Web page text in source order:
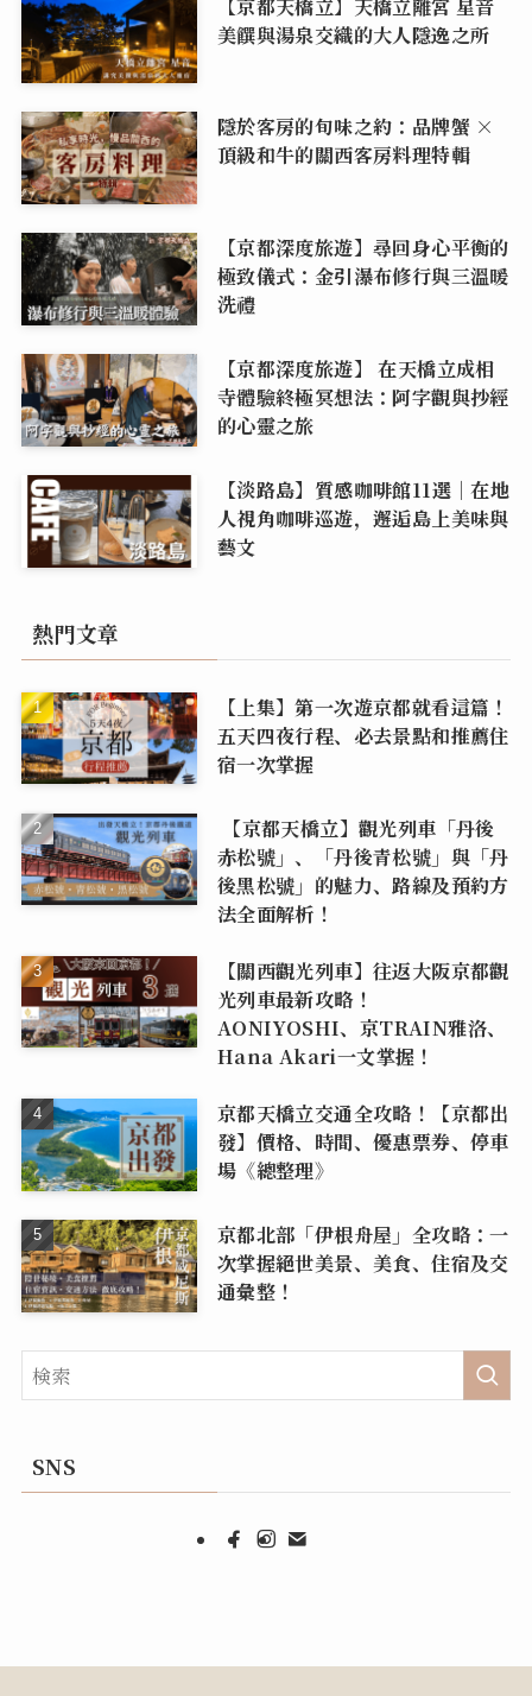
美饌與湯泉交織的大人隱逸之所
隱於客房的旬味之約：品牌蟹 ×
頂級和牛的關西客房料理特輯
【京都深度旅遊】尋回身心平衡的
極致儀式：金引瀑布修行與三溫暖
洗禮
【京都深度旅遊】 在天橋立成相
寺體驗終極冥想法：阿字觀與抄經
的心靈之旅
【淡路島】質感咖啡館11選｜在地
人視角咖啡巡遊，邂逅島上美味與
藝文
熱門文章
【上集】第一次遊京都就看這篇！
五天四夜行程、必去景點和推薦住
宿一次掌握
【京都天橋立】觀光列車「丹後
赤松號」、「丹後青松號」與「丹
後黑松號」的魅力、路線及預約方
法全面解析！
【關西觀光列車】往返大阪京都觀
光列車最新攻略！
AONIYOSHI、京TRAIN雅洛、
Hana Akari一文掌握！
京都天橋立交通全攻略！【京都出
發】價格、時間、優惠票券、停車
場《總整理》
京都北部「伊根舟屋」全攻略：一
次掌握絕世美景、美食、住宿及交
通彙整！
SNS